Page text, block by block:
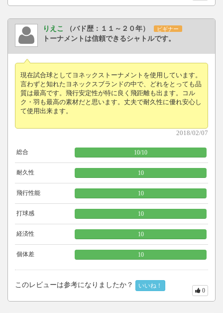
りえこ （バド歴：１１～２０年） ビギナー
トーナメントは信頼できるシャトルです。
現在試合球としてヨネックストーナメントを使用しています。
言わずと知れたヨネックスブランドの中で、どれをとっても品
質は最高です。飛行安定性が特に良く飛距離も出ます。コル
ク・羽も最高の素材だと思います。丈夫で耐久性に優れ安心し
て使用出来ます。
2018/02/07
総合 10/10
耐久性 10
飛行性能 10
打球感 10
経済性 10
個体差 10
このレビューは参考になりましたか？ いいね！
0